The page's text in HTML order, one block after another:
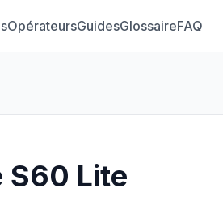
OpérateursGuidesGlossaireFAQ
S60 Lite